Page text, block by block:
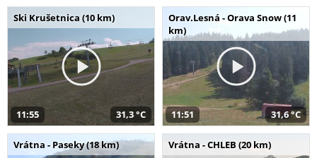
Ski Krušetnica (10 km)
11:55 31,3 °C
Orav.Lesná - Orava Snow (11
km)
11:51 31,6 °C
Vrátna - Paseky (18 km) Vrátna - CHLEB (20 km)